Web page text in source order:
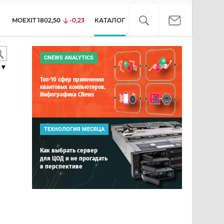
MOEXIT 1802,50 -0,23 КАТАЛОГ
CNEWS ANALYTICS
Топ-10 сфер применения
квантовых компьютеров.
Инфографика CNews
ТЕХНОЛОГИЯ МЕСЯЦА
Как выбрать сервер
для ЦОД и не прогадать
в перспективе